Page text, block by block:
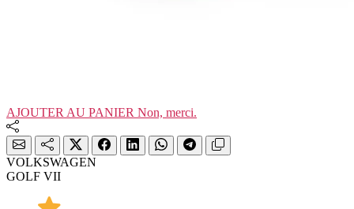
AJOUTER AU PANIER Non, merci.
VOLKSWAGEN
GOLF VII